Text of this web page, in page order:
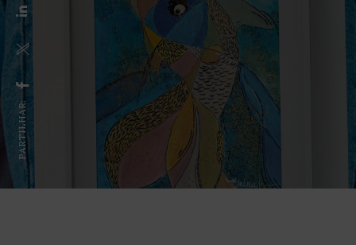
PARTILHAR: